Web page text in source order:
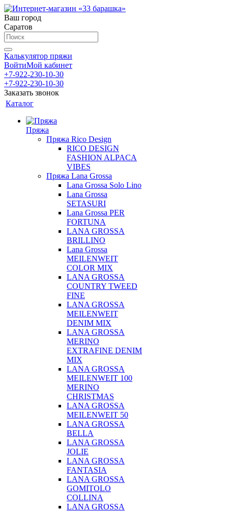
Ваш город
Саратов
Калькулятор пряжи
ВойтиМой кабинет
+7-922-230-10-30
+7-922-230-10-30
Заказать звонок
Каталог
Пряжа
Пряжа Rico Design
RICO DESIGN
FASHION ALPACA
VIBES
Пряжа Lana Grossa
Lana Grossa Solo Lino
Lana Grossa
SETASURI
Lana Grossa PER
FORTUNA
LANA GROSSA
BRILLINO
Lana Grossa
MEILENWEIT
COLOR MIX
LANA GROSSA
COUNTRY TWEED
FINE
LANA GROSSA
MEILENWEIT
DENIM MIX
LANA GROSSA
MERINO
EXTRAFINE DENIM
MIX
LANA GROSSA
MEILENWEIT 100
MERINO
CHRISTMAS
LANA GROSSA
MEILENWEIT 50
LANA GROSSA
BELLA
LANA GROSSA
JOLIE
LANA GROSSA
FANTASIA
LANA GROSSA
GOMITOLO
COLLINA
LANA GROSSA